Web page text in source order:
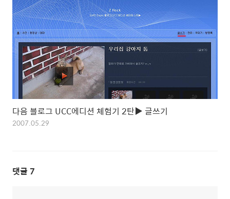
다음 블로그 UCC에디션 체험기 2탄▶ 글쓰기
2007.05.29
댓글 7